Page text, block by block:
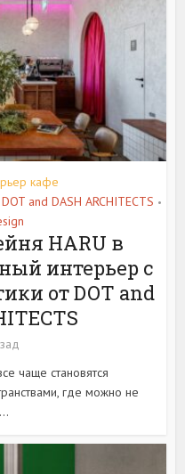
кафе
DOT and DASH ARCHITECTS •
HARU в
интерьер с
от DOT and
чаще становятся
где можно не